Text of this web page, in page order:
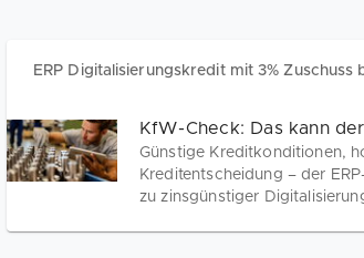
ERP Digitalisierungskredit mit 3% Zuschuss
KfW-Check: Das kann
Günstige Kreditkonditionen,
Kreditentscheidung – der
zu zinsgünstiger